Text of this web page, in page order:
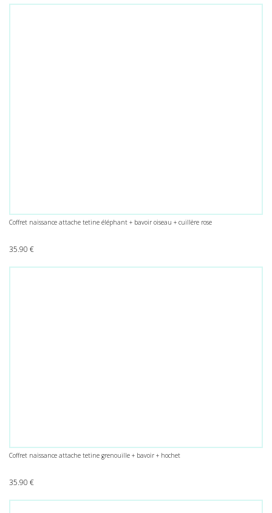
Coffret naissance attache tetine éléphant + bavoir oiseau + cuillère rose
35.90 €
Coffret naissance attache tetine grenouille + bavoir + hochet
35.90 €